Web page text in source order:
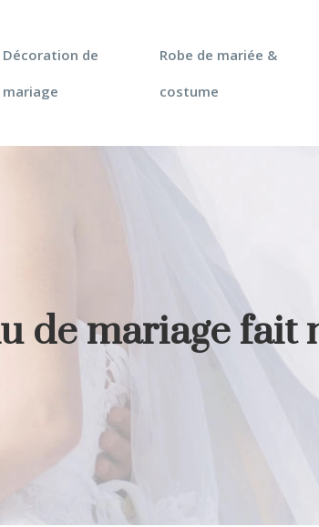
Décoration de
mariage
Robe de mariée &
costume
de mariage fait